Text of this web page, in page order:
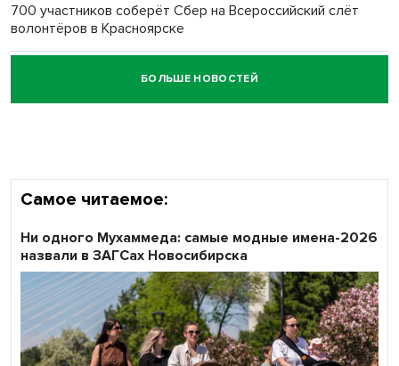
700 участников соберёт Сбер на Всероссийский слёт
волонтёров в Красноярске
Честный выбор: видеонаблюдение обеспечит
объективность результатов ЕДГ в Новосибирской
БОЛЬШЕ НОВОСТЕЙ
Самое читаемое:
Ни одного Мухаммеда: самые модные имена-2026
назвали в ЗАГСах Новосибирска